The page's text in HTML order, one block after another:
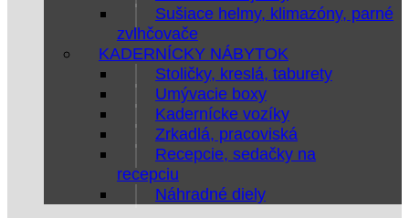
Sušiace helmy, klimazóny, parné
zvlhčovače
KADERNÍCKY NÁBYTOK
Stoličky, kreslá, taburety
Umývacie boxy
Kadernícke vozíky
Zrkadlá, pracoviská
Recepcie, sedačky na
recepciu
Náhradné diely